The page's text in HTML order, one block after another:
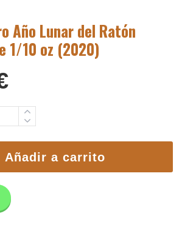
Año Lunar del Ratón
1/10 oz (2020)
Añadir a carrito